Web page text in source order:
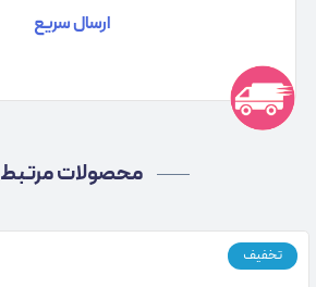
ارسال سریع
محصولات مرتبط
تخفیف